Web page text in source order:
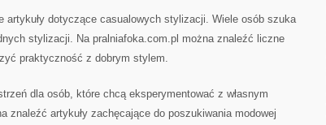
artykuły dotyczące casualowych stylizacji. Wiele osób szuka
stylizacji. Na pralniafoka.com.pl można znaleźć liczne
praktyczność z dobrym stylem.
dla osób, które chcą eksperymentować z własnym
znaleźć artykuły zachęcające do poszukiwania modowej